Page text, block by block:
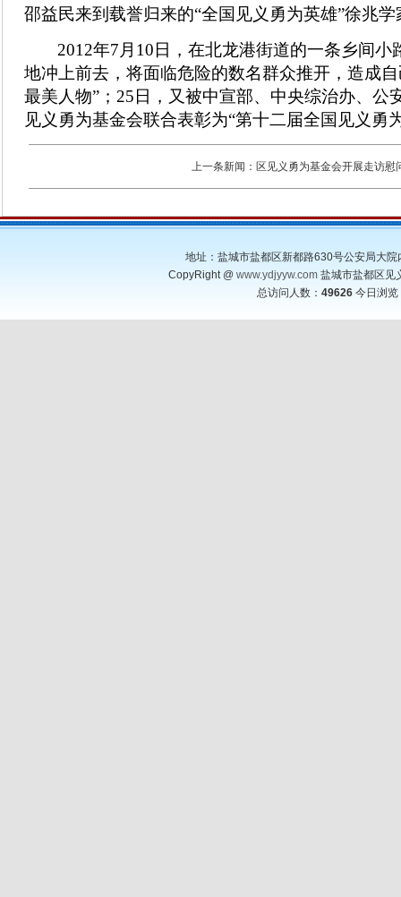
邵益民来到载誉归来的“全国见义勇为英雄”徐兆
2012年7月10日，在北龙港街道的一条乡间
地冲上前去，将面临危险的数名群众推开，造成
最美人物”；25日，又被中宣部、中央综治办、
见义勇为基金会联合表彰为“第十二届全国见义勇
上一条新闻： 区见义勇为基金会开展走访慰
地址：盐城市盐都区新都路630号公安局大
CopyRight @ www.ydjyyw.com 盐城市盐都区见
总访问人数： 49626 今日浏览